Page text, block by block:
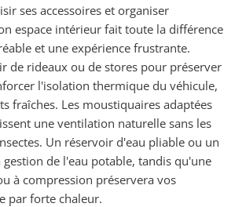
ses accessoires et organiser
espace intérieur fait toute la différence
et une expérience frustrante.
de rideaux ou de stores pour préserver
l'isolation thermique du véhicule,
fraîches. Les moustiquaires adaptées
une ventilation naturelle sans les
Un réservoir d'eau pliable ou un
de l'eau potable, tandis qu'une
à compression préservera vos
par forte chaleur.